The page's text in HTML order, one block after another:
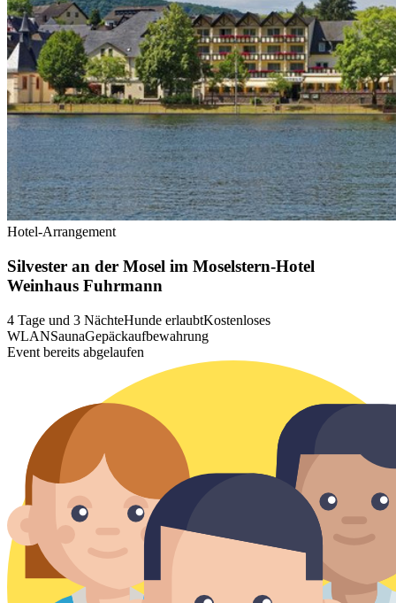
Hotel-Arrangement
Silvester an der Mosel im Moselstern-Hotel
Weinhaus Fuhrmann
4 Tage und 3 NächteHunde erlaubtKostenloses
WLANSaunaGepäckaufbewahrung
Event bereits abgelaufen